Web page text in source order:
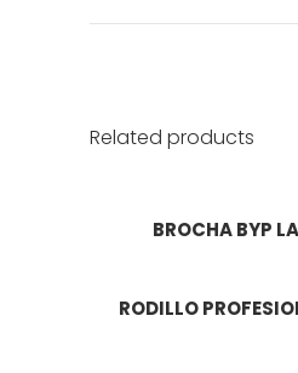
Related products
BROCHA BYP
RODILLO